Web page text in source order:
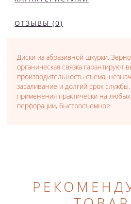
ОТЗЫВЫ (0)
Диски из абразивной шкурки,
органическая связка гарантируют
производительность съема,
засаливание и долгий срок
применения практически на
перфорации, быстросъемное